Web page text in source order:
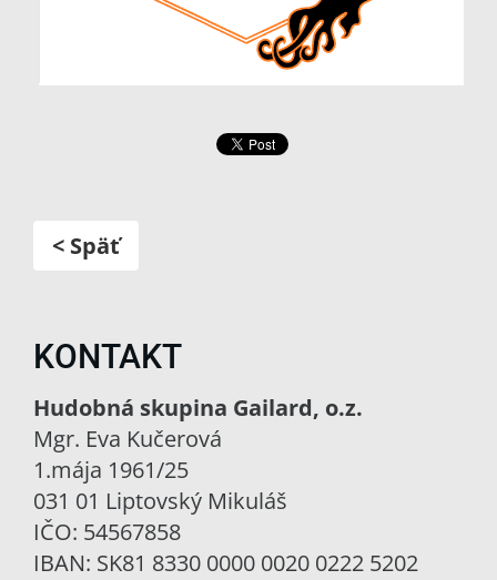
< Späť
KONTAKT
Hudobná skupina Gailard, o.z.
Mgr. Eva Kučerová
1.mája 1961/25
031 01 Liptovský Mikuláš
IČO: 54567858
IBAN: SK81 8330 0000 0020 0222 5202